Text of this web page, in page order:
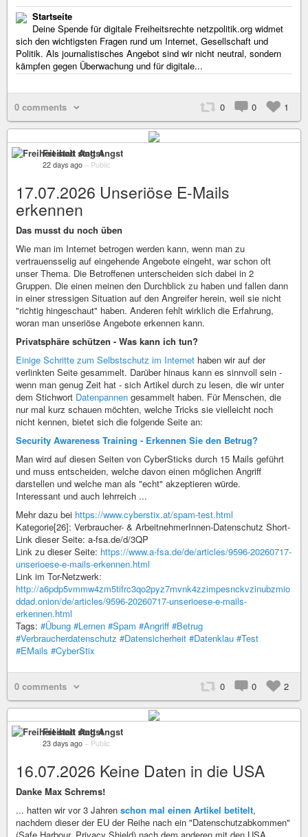
Startseite
Deine Spende für digitale Freiheitsrechte netzpolitik.org widmet
sich den wichtigsten Fragen rund um Internet, Gesellschaft und
Politik. Als journalistisches Angebot sind wir nicht neutral, sondern
kämpfen gegen Überwachung und für digitale...
0 comments 0 0 1
Freiheit statt Angst
22 days ago – Public
17.07.2026 Unseriöse E-Mails
erkennen
Das musst du noch üben
Wie man im Internet betrogen werden kann, wenn man zu
vertrauensselig auf eingehende Angebote eingeht, war schon oft
unser Thema. Die Betroffenen unterscheiden sich dabei in 2
Gruppen. Die einen meinen den Durchblick zu haben und fallen dann
in einer stressigen Situation auf den Angreifer herein, weil sie nicht
"richtig hingeschaut" haben. Anderen fehlt wirklich die Erfahrung,
woran man unseriöse Angebote erkennen kann.
Privatsphäre schützen - Was kann ich tun?
Einige Schritte zum Selbstschutz im Internet haben wir auf der
verlinkten Seite gesammelt. Darüber hinaus kann es sinnvoll sein -
wenn man genug Zeit hat - sich Artikel durch zu lesen, die wir unter
dem Stichwort Datenpannen gesammelt haben. Für Menschen, die
nur mal kurz schauen möchten, welche Tricks sie vielleicht noch
nicht kennen, bietet sich die folgende Seite an:
Security Awareness Training - Erkennen Sie den Betrug?
Man wird auf diesen Seiten von CyberSticks durch 15 Mails geführt
und muss entscheiden, welche davon einen möglichen Angriff
darstellen und welche man als "echt" akzeptieren würde.
Interessant und auch lehrreich ...
Mehr dazu bei https://www.cyberstix.at/spam-test.html
Kategorie[26]: Verbraucher- & ArbeitnehmerInnen-Datenschutz Short-
Link dieser Seite: a-fsa.de/d/3QP
Link zu dieser Seite: https://www.a-fsa.de/de/articles/9596-20260717-
unserioese-e-mails-erkennen.html
Link im Tor-Netzwerk:
http://a6pdp5vmmw4zm5tifrc3qo2pyz7mvnk4zzimpesnckvzinubzmio
ddad.onion/de/articles/9596-20260717-unserioese-e-mails-
erkennen.html
Tags: #Übung #Lernen #Spam #Angriff #Betrug
#Verbraucherdatenschutz #Datensicherheit #Datenklau #Test
#EMails #CyberStix
0 comments 0 0 2
Freiheit statt Angst
23 days ago – Public
16.07.2026 Keine Daten in die USA
Danke Max Schrems!
... hatten wir vor 3 Jahren schon mal einen Artikel betitelt,
nachdem dieser der EU der Reihe nach ein "Datenschutzabkommen"